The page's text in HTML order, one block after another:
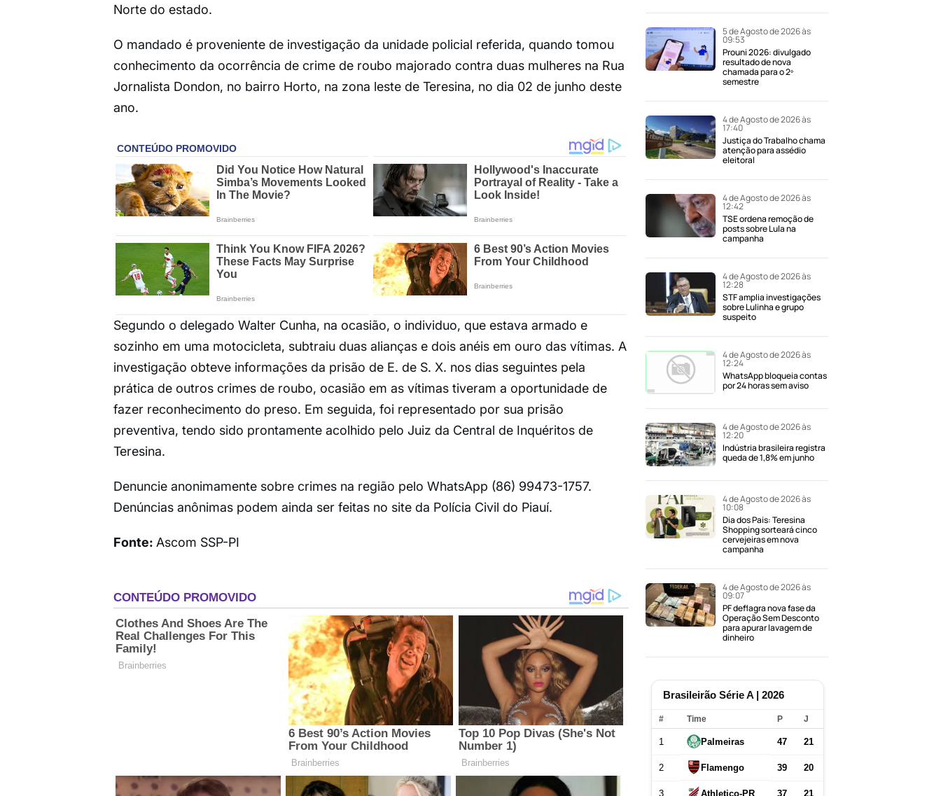
Norte do estado.
O mandado é proveniente de investigação da unidade policial referida, quando tomou
conhecimento da ocorrência de crime de roubo majorado contra duas mulheres na Rua
Jornalista Dondon, no bairro Horto, na zona leste de Teresina, no dia 02 de junho deste
ano.
Segundo o delegado Walter Cunha, na ocasião, o individuo, que estava armado e
sozinho em uma motocicleta, subtraiu duas alianças e dois anéis em ouro das vítimas. A
investigação obteve informações da prisão de E. de S. X. nos dias seguintes pela
prática de outros crimes de roubo, ocasião em as vítimas tiveram a oportunidade de
fazer reconhecimento do preso. Em seguida, foi representado por sua prisão
preventiva, tendo sido prontamente acolhido pelo Juiz da Central de Inquéritos de
Teresina.
Denuncie anonimamente sobre crimes na região pelo WhatsApp (86) 99473-1757.
Denúncias anônimas podem ainda ser feitas no site da Polícia Civil do Piauí.
Fonte: Ascom SSP-PI
5 de Agosto de 2026 às
09:53
Prouni 2026: divulgado
resultado de nova
chamada para o 2º
semestre
4 de Agosto de 2026 às
17:40
Justiça do Trabalho chama
atenção para assédio
eleitoral
4 de Agosto de 2026 às
12:42
TSE ordena remoção de
posts sobre Lula na
campanha
4 de Agosto de 2026 às
12:28
STF amplia investigações
sobre Lulinha e grupo
suspeito
4 de Agosto de 2026 às
12:24
WhatsApp bloqueia contas
por 24 horas sem aviso
4 de Agosto de 2026 às
12:20
Indústria brasileira registra
queda de 1,8% em junho
4 de Agosto de 2026 às
10:08
Dia dos Pais: Teresina
Shopping sorteará cinco
cervejeiras em nova
campanha
4 de Agosto de 2026 às
09:07
PF deflagra nova fase da
Operação Sem Desconto
para apurar lavagem de
dinheiro